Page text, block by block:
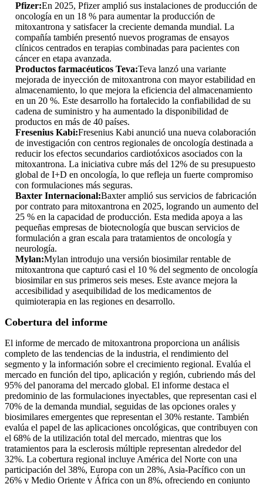
Pfizer:En 2025, Pfizer amplió sus instalaciones de producción de
oncología en un 18 % para aumentar la producción de
mitoxantrona y satisfacer la creciente demanda mundial. La
compañía también presentó nuevos programas de ensayos
clínicos centrados en terapias combinadas para pacientes con
cáncer en etapa avanzada.
Productos farmacéuticos Teva:Teva lanzó una variante
mejorada de inyección de mitoxantrona con mayor estabilidad en
almacenamiento, lo que mejora la eficiencia del almacenamiento
en un 20 %. Este desarrollo ha fortalecido la confiabilidad de su
cadena de suministro y ha aumentado la disponibilidad de
productos en más de 40 países.
Fresenius Kabi:Fresenius Kabi anunció una nueva colaboración
de investigación con centros regionales de oncología destinada a
reducir los efectos secundarios cardiotóxicos asociados con la
mitoxantrona. La iniciativa cubre más del 12% de su presupuesto
global de I+D en oncología, lo que refleja un fuerte compromiso
con formulaciones más seguras.
Baxter Internacional:Baxter amplió sus servicios de fabricación
por contrato para mitoxantrona en 2025, logrando un aumento del
25 % en la capacidad de producción. Esta medida apoya a las
pequeñas empresas de biotecnología que buscan servicios de
formulación a gran escala para tratamientos de oncología y
neurología.
Mylan:Mylan introdujo una versión biosimilar rentable de
mitoxantrona que capturó casi el 10 % del segmento de oncología
biosimilar en sus primeros seis meses. Este avance mejora la
accesibilidad y asequibilidad de los medicamentos de
quimioterapia en las regiones en desarrollo.
Cobertura del informe
El informe de mercado de mitoxantrona proporciona un análisis
completo de las tendencias de la industria, el rendimiento del
segmento y la información sobre el crecimiento regional. Evalúa el
mercado en función del tipo, aplicación y región, cubriendo más del
95% del panorama del mercado global. El informe destaca el
predominio de las formulaciones inyectables, que representan casi el
70% de la demanda mundial, seguidas de las opciones orales y
biosimilares emergentes que representan el 30% restante. También
evalúa el papel de las aplicaciones oncológicas, que contribuyen con
el 68% de la utilización total del mercado, mientras que los
tratamientos para la esclerosis múltiple representan alrededor del
32%. La cobertura regional incluye América del Norte con una
participación del 38%, Europa con un 28%, Asia-Pacífico con un
26% y Medio Oriente y África con un 8%, ofreciendo en conjunto